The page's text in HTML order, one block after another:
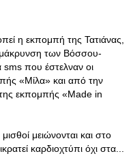
η εκπομπή της Τατιάνας,
των Βόσσου-
που έστελναν οι
«Μίλα» και από την
εκπομπής «Μade in
μειώνονται και στο
καρδιοχτύπι όχι στα...